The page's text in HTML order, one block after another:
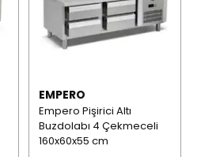
EMPERO
Empero Pişirici Altı
Buzdolabı 4 Çekmeceli
160x60x55 cm